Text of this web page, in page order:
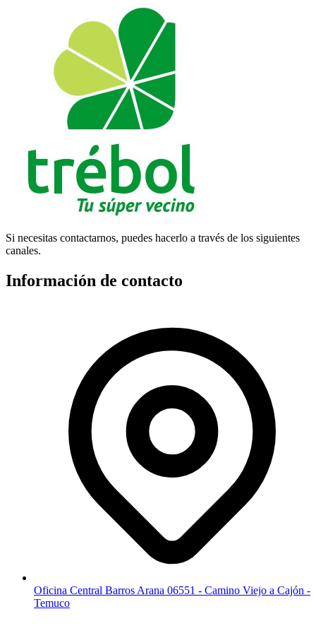
Si necesitas contactarnos, puedes hacerlo a través de los siguientes
canales.
Información de contacto
Oficina Central Barros Arana 06551 - Camino Viejo a Cajón -
Temuco